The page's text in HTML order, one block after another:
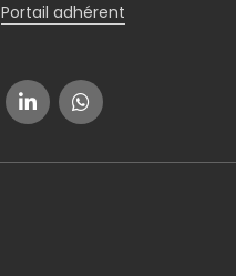
Portail adhérent